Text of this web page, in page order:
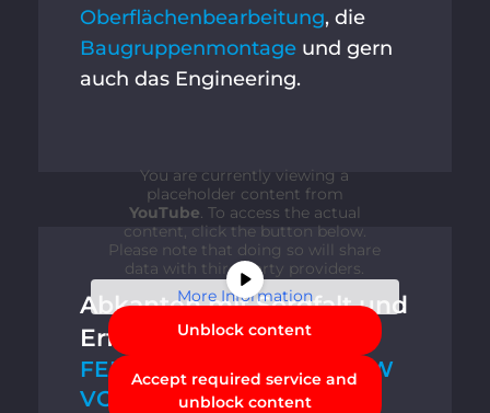
Oberflächenbearbeitung, die
Baugruppenmontageund gern
auch das Engineering.
You are currently viewing a
placeholder content from
YouTube. To access the actual
content, click the button below.
Please note that doing so will share
data with third-party providers.
More Information
Unblock content
Accept required service and
unblock content
Abkanten mit Sorgfalt und
Erfahrung
FERTIGUNGS-KNOW-HOW
VOM PROFI